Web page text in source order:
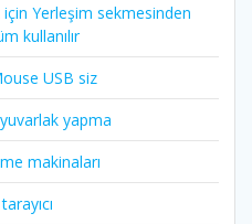
Yerleşim sekmesinden
kullanılır
USB siz
yapma
makinaları